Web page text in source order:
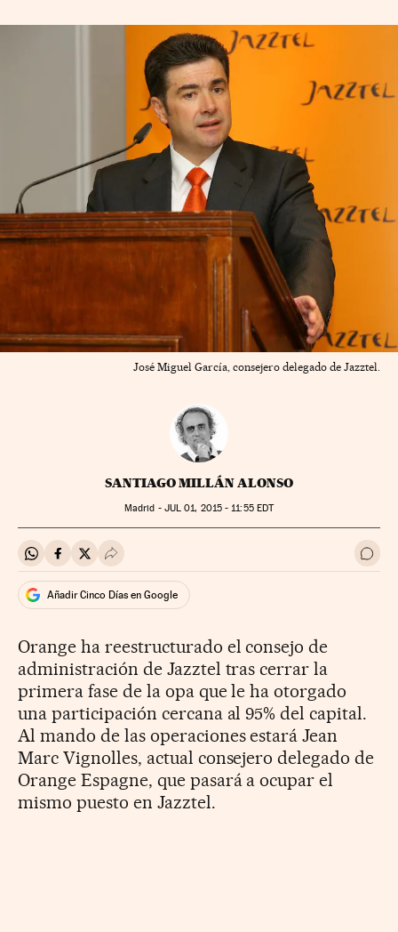
José Miguel García, consejero delegado de Jazztel.
SANTIAGO MILLÁN ALONSO
Madrid - JUL 01, 2015 - 11:55EDT
Compartir en Whatsapp
Compartir en Facebook
Compartir en Twitter
Desplegar Redes Sociales Ir a
Añadir Cinco Días en Google
Orange ha reestructurado el consejo de
administración de Jazztel tras cerrar la
primera fase de la opa que le ha otorgado
una participación cercana al 95% del capital.
Al mando de las operaciones estará Jean
Marc Vignolles, actual consejero delegado de
Orange Espagne, que pasará a ocupar el
mismo puesto en Jazztel.